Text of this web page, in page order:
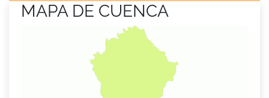
MAPA DE CUENCA